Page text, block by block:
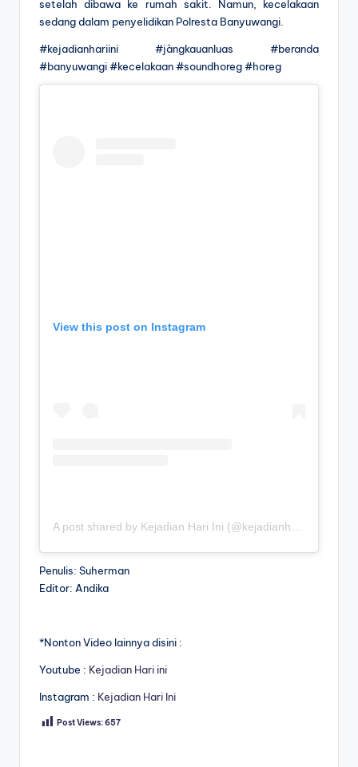
setelah dibawa ke rumah sakit. Namun, kecelakaan
sedang dalam penyelidikan Polresta Banyuwangi.
#kejadianhariini #jàngkauanluas #beranda
#banyuwangi #kecelakaan #soundhoreg #horeg
View this post on Instagram
Penulis: Suherman
Editor: Andika
*Nonton Video lainnya disini :
Youtube : Kejadian Hari ini
Instagram : Kejadian Hari Ini
Post Views:657